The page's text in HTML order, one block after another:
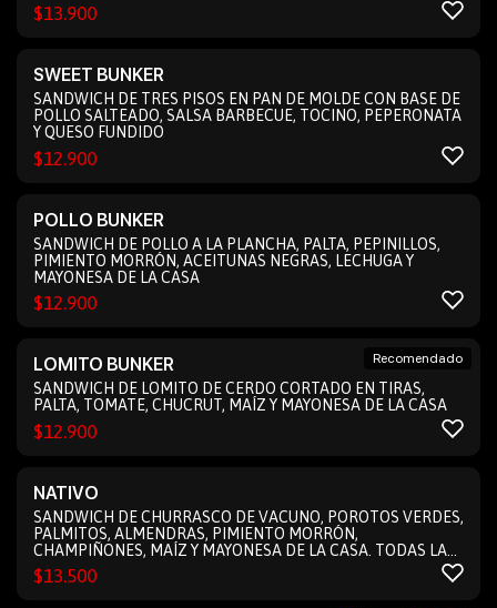
(recomendado en pan ciabatta)
$13.900
SWEET BUNKER
SANDWICH DE TRES PISOS EN PAN DE MOLDE CON BASE DE
POLLO SALTEADO, SALSA BARBECUE, TOCINO, PEPERONATA
Y QUESO FUNDIDO
$12.900
POLLO BUNKER
SANDWICH DE POLLO A LA PLANCHA, PALTA, PEPINILLOS,
PIMIENTO MORRÓN, ACEITUNAS NEGRAS, LECHUGA Y
MAYONESA DE LA CASA
$12.900
LOMITO BUNKER
SANDWICH DE LOMITO DE CERDO CORTADO EN TIRAS,
PALTA, TOMATE, CHUCRUT, MAÍZ Y MAYONESA DE LA CASA
$12.900
Recomendado
NATIVO
SANDWICH DE CHURRASCO DE VACUNO, POROTOS VERDES,
PALMITOS, ALMENDRAS, PIMIENTO MORRÓN,
CHAMPIÑONES, MAÍZ Y MAYONESA DE LA CASA. TODAS LAS
VERDURAS SALTEADAS EN SALSA DE SOJA
$13.500